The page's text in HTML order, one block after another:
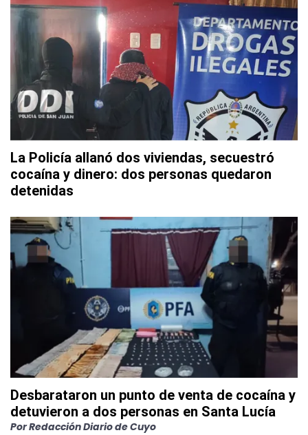
La Policía allanó dos viviendas, secuestró
cocaína y dinero: dos personas quedaron
detenidas
Desbarataron un punto de venta de cocaína y
detuvieron a dos personas en Santa Lucía
PorRedacción Diario de Cuyo